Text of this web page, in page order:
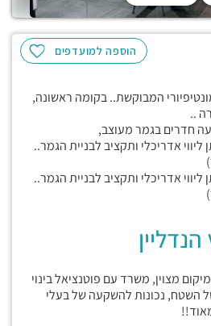
הוספה למועדפים
המבוקשת.. בקומה ראשונה,
..
ליווי אדריכלי ותקציב לבניית הגמר..
ליווי אדריכלי ותקציב לבניית הגמר..
מיקום מצוין, משרד עם פוטנציאל בינוי
השטח, נכונות להשקעה של בעלי